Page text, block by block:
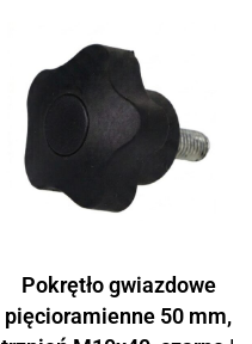
Pokrętło gwiazdowe
pięcioramienne 50 mm,